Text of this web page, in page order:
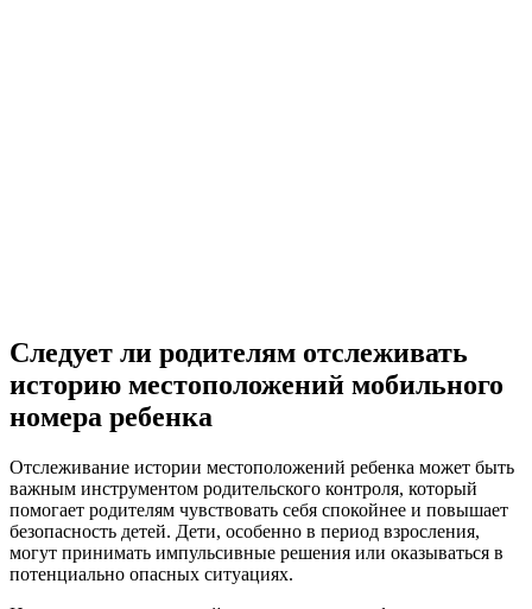
Следует ли родителям отслеживать
историю местоположений мобильного
номера ребенка
Отслеживание истории местоположений ребенка может быть
важным инструментом родительского контроля, который
помогает родителям чувствовать себя спокойнее и повышает
безопасность детей. Дети, особенно в период взросления,
могут принимать импульсивные решения или оказываться в
потенциально опасных ситуациях.